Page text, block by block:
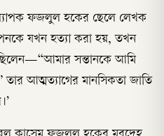
ফজলুল হকের ছেলে লেখক
যখন হত্যা করা হয়, তখন
সন্তানকে আমি
আত্মত্যাগের মানসিকতা জাতি